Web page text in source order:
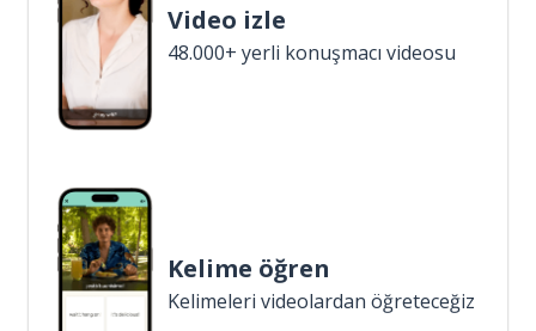
Video izle
48.000+ yerli konuşmacı videosu
Kelime öğren
Kelimeleri videolardan öğreteceğiz